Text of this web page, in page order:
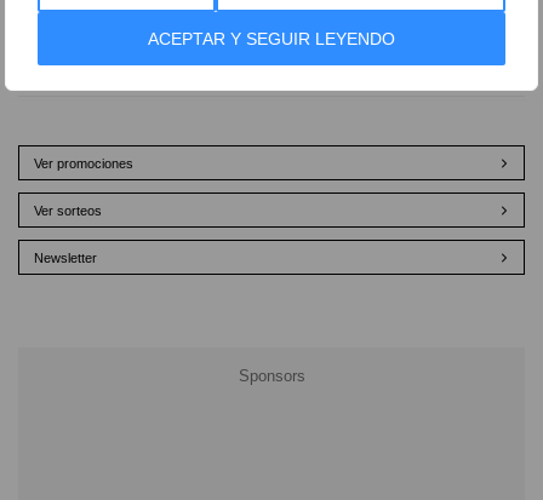
ACEPTAR Y SEGUIR LEYENDO
Ver promociones
Ver sorteos
Newsletter